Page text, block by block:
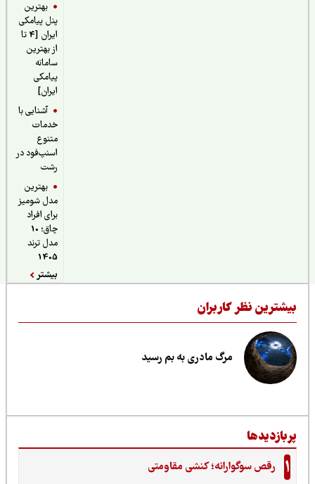
بهترین
پنل پیامکی
ایران [4 تا
از بهترین
سامانه
پیامکی
آشنایی با
خدمات
اسنپ‌فود در
بهترین
مدل شومیز
برای افراد
چاق؛ 10
مدل ترند
نظر کاربران
مرگ مادری به بم رسید
رقص سوگوارانه؛ کنشی مقاومتی